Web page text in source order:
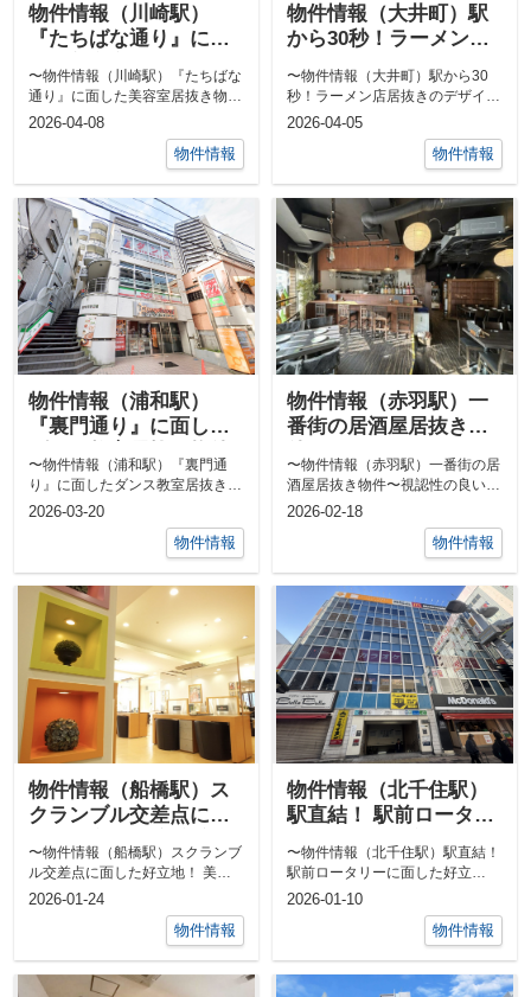
物件情報（川崎駅）
『たちばな通り』に面
した美容室居抜き物件
〜物件情報（川崎駅）『たちばな
通り』に面した美容室居抜き物
件〜100店舗以上の商店が立ち並
2026-04-08
物件情報
物件情報（大井町）駅
から30秒！ラーメン店
居抜きのデザイナーズ
ビル路面店！
〜物件情報（大井町）駅から30
秒！ラーメン店居抜きのデザイナ
ーズビル路面店！〜麻婆麺とニラ
2026-04-05
物件情報
物件情報（浦和駅）
『裏門通り』に面した
〜物件情報（浦和駅）『裏門通
り』に面したダンス教室居抜き物
件〜浦和駅随一の繁華街といって
2026-03-20
物件情報
物件情報（赤羽駅）一
番街の居酒屋居抜き物
〜物件情報（赤羽駅）一番街の居
酒屋居抜き物件〜視認性の良い交
差点に面した居酒屋の撤退案件で
2026-02-18
物件情報
物件情報（船橋駅）ス
クランブル交差点に面
抜き物件！
〜物件情報（船橋駅）スクランブ
ル交差点に面した好立地！ 美容
室居抜き物件！〜駅前立地以外で
2026-01-24
物件情報
物件情報（北千住駅）
駅直結！ 駅前ロータリ
〜物件情報（北千住駅）駅直結！
駅前ロータリーに面した好立
地！〜駅前のマクドナルドのビル
2026-01-10
物件情報